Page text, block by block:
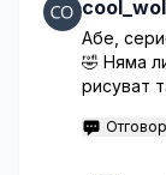
Абе,
🤣 Няма
рисуват